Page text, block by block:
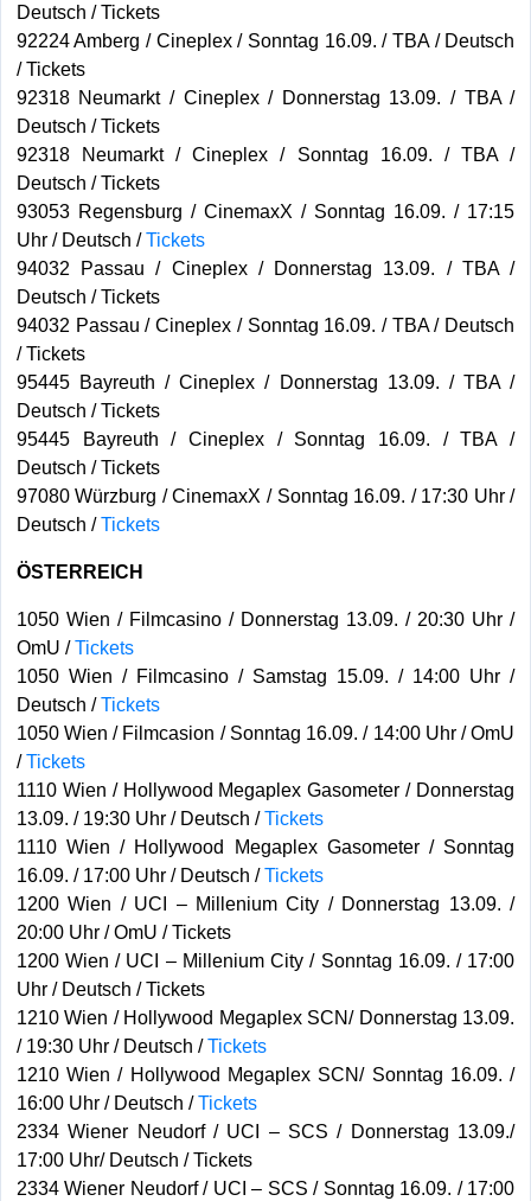
Deutsch / Tickets
92224 Amberg / Cineplex / Sonntag 16.09. / TBA / Deutsch
/ Tickets
92318 Neumarkt / Cineplex / Donnerstag 13.09. / TBA /
Deutsch / Tickets
92318 Neumarkt / Cineplex / Sonntag 16.09. / TBA /
Deutsch / Tickets
93053 Regensburg / CinemaxX / Sonntag 16.09. / 17:15
Uhr / Deutsch /Tickets
94032 Passau / Cineplex / Donnerstag 13.09. / TBA /
Deutsch / Tickets
94032 Passau / Cineplex / Sonntag 16.09. / TBA / Deutsch
/ Tickets
95445 Bayreuth / Cineplex / Donnerstag 13.09. / TBA /
Deutsch / Tickets
95445 Bayreuth / Cineplex / Sonntag 16.09. / TBA /
Deutsch / Tickets
97080 Würzburg / CinemaxX / Sonntag 16.09. / 17:30 Uhr /
Deutsch /Tickets
ÖSTERREICH
1050 Wien / Filmcasino / Donnerstag 13.09. / 20:30 Uhr /
OmU /Tickets
1050 Wien / Filmcasino / Samstag 15.09. / 14:00 Uhr /
Deutsch /Tickets
1050 Wien / Filmcasion / Sonntag 16.09. / 14:00 Uhr / OmU
/Tickets
1110 Wien / Hollywood Megaplex Gasometer / Donnerstag
13.09. / 19:30 Uhr / Deutsch /Tickets
1110 Wien / Hollywood Megaplex Gasometer / Sonntag
16.09. / 17:00 Uhr / Deutsch /Tickets
1200 Wien / UCI – Millenium City / Donnerstag 13.09. /
20:00 Uhr / OmU / Tickets
1200 Wien / UCI – Millenium City / Sonntag 16.09. / 17:00
Uhr / Deutsch / Tickets
1210 Wien / Hollywood Megaplex SCN/ Donnerstag 13.09.
/ 19:30 Uhr / Deutsch /Tickets
1210 Wien / Hollywood Megaplex SCN/ Sonntag 16.09. /
16:00 Uhr / Deutsch /Tickets
2334 Wiener Neudorf / UCI – SCS / Donnerstag 13.09./
17:00 Uhr/ Deutsch / Tickets
2334 Wiener Neudorf / UCI – SCS / Sonntag 16.09. / 17:00